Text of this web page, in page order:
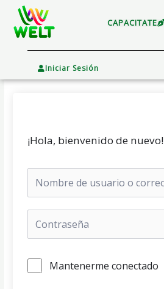
contenido
CAPACITATE
Iniciar Sesión
¡Hola, bienvenido de nuevo!
Mantenerme conectado